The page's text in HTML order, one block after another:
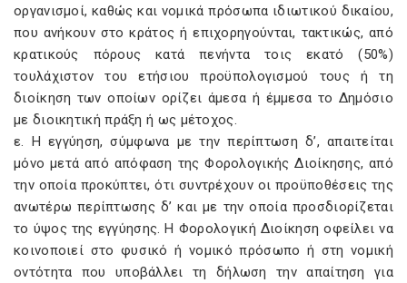
οργανισμοί, καθώς και νομικά πρόσωπα ιδιωτικού δικαίου,
που ανήκουν στο κράτος ή επιχορηγούνται, τακτικώς, από
κρατικούς πόρους κατά πενήντα τοις εκατό (50%)
τουλάχιστον του ετήσιου προϋπολογισμού τους ή τη
διοίκηση των οποίων ορίζει άμεσα ή έμμεσα το Δημόσιο
με διοικητική πράξη ή ως μέτοχος.
ε. Η εγγύηση, σύμφωνα με την περίπτωση δ’, απαιτείται
μόνο μετά από απόφαση της Φορολογικής Διοίκησης, από
την οποία προκύπτει, ότι συντρέχουν οι προϋποθέσεις της
ανωτέρω περίπτωσης δ’ και με την οποία προσδιορίζεται
το ύψος της εγγύησης. Η Φορολογική Διοίκηση οφείλει να
κοινοποιεί στο φυσικό ή νομικό πρόσωπο ή στη νομική
οντότητα που υποβάλλει τη δήλωση την απαίτηση για